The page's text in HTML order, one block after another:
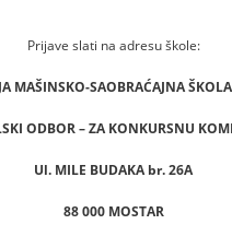
Prijave slati na adresu škole:
MAŠINSKO-SAOBRAĆAJNA
ODBOR – ZA KONKURSNU
Ul. MILE BUDAKA br. 26A
88 000 MOSTAR